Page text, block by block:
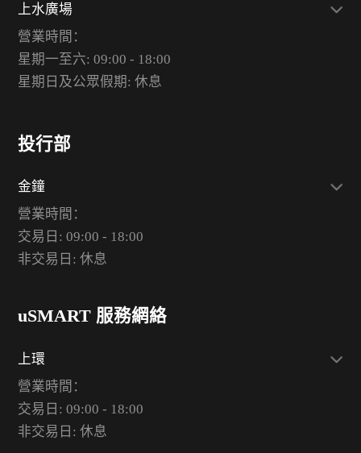
上水廣場
營業時間：
星期一至六: 09:00 - 18:00
星期日及公眾假期: 休息
投行部
金鐘
營業時間：
交易日: 09:00 - 18:00
非交易日: 休息
uSMART 服務網絡
上環
營業時間：
交易日: 09:00 - 18:00
非交易日: 休息